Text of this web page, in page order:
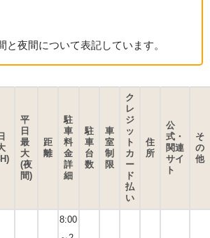
と夜間について表記しています。
平
日
最
大
(夜
間)
距
離
駐
車
料
金
詳
細
駐
車
台
数
車
室
制
限
ク
レ
ジ
ッ
ト
カ
ー
ド
払
い
住
所
公
式・
関連
サイ
ト
そ
の
他
8:00